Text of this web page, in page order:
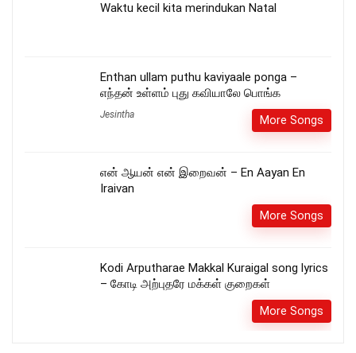
Waktu kecil kita merindukan Natal
Enthan ullam puthu kaviyaale ponga –
எந்தன் உள்ளம் புது கவியாலே பொங்க
Jesintha More Songs
என் ஆயன் என் இறைவன் – En Aayan En
Iraivan
More Songs
Kodi Arputharae Makkal Kuraigal song lyrics
– கோடி அற்புதரே மக்கள் குறைகள்
More Songs